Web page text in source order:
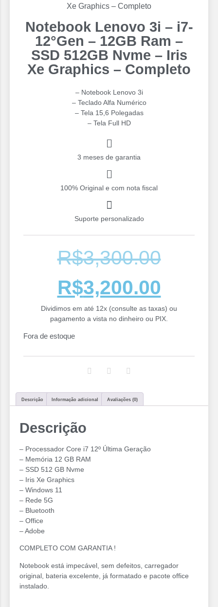
Xe Graphics – Completo
Notebook Lenovo 3i – i7-
12°Gen – 12GB Ram –
SSD 512GB Nvme – Iris
Xe Graphics – Completo
– Notebook Lenovo 3i
– Teclado Alfa Numérico
– Tela 15,6 Polegadas
– Tela Full HD
3 meses de garantia
100% Original e com nota fiscal
Suporte personalizado
R$3,300.00
R$3,200.00
Dividimos em até 12x (consulte as taxas) ou
pagamento a vista no dinheiro ou PIX.
Fora de estoque
Descrição Informação adicional Avaliações (0)
Descrição
– Processador Core i7 12º Última Geração
– Memória 12 GB RAM
– SSD 512 GB Nvme
– ⁠Iris Xe Graphics
– Windows 11
– Rede 5G
– Bluetooth
– Office
– Adobe
COMPLETO COM GARANTIA !
Notebook está impecável, sem defeitos, carregador
original, bateria excelente, já formatado e pacote office
instalado.